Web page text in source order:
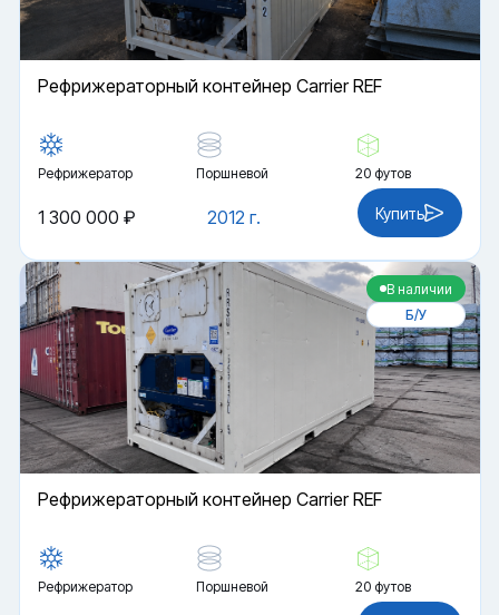
Рефрижераторный контейнер Carrier REF
Рефрижератор Поршневой 20 футов
2012 г.
1 300 000 ₽ Купить
В наличии
Б/У
Рефрижераторный контейнер Carrier REF
Рефрижератор Поршневой 20 футов